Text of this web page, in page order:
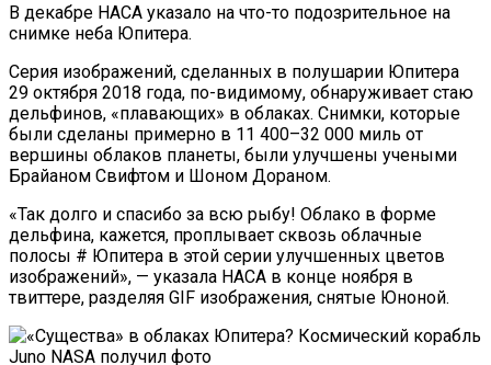
В декабре НАСА указало на что-то подозрительное на
снимке неба Юпитера.
Серия изображений, сделанных в полушарии Юпитера
29 октября 2018 года, по-видимому, обнаруживает стаю
дельфинов, «плавающих» в облаках. Снимки, которые
были сделаны примерно в 11 400–32 000 миль от
вершины облаков планеты, были улучшены учеными
Брайаном Свифтом и Шоном Дораном.
«Так долго и спасибо за всю рыбу! Облако в форме
дельфина, кажется, проплывает сквозь облачные
полосы # Юпитера в этой серии улучшенных цветов
изображений», — указала НАСА в конце ноября в
твиттере, разделяя GIF изображения, снятые Юноной.